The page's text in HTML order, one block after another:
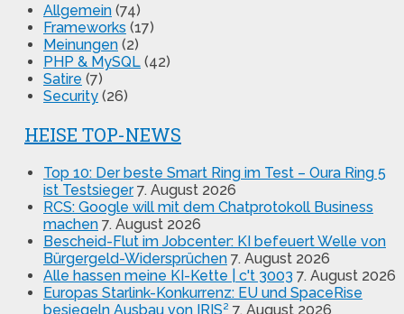
Allgemein (74)
Frameworks (17)
Meinungen (2)
PHP & MySQL (42)
Satire (7)
Security (26)
HEISE TOP-NEWS
Top 10: Der beste Smart Ring im Test – Oura Ring 5
ist Testsieger 7. August 2026
RCS: Google will mit dem Chatprotokoll Business
machen 7. August 2026
Bescheid-Flut im Jobcenter: KI befeuert Welle von
Bürgergeld-Widersprüchen 7. August 2026
Alle hassen meine KI-Kette | c't 3003 7. August 2026
Europas Starlink-Konkurrenz: EU und SpaceRise
besiegeln Ausbau von IRIS² 7. August 2026